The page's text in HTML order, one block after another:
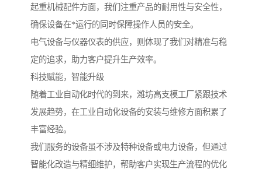
起重机械配件方面，我们注重产品的耐用性与安全性，
确保设备在*运行的同时保障操作人员的安全。
电气设备与仪器仪表的供应，则体现了我们对精准与稳
定的追求，助力客户提升生产效率。
科技赋能，智能升级
随着工业自动化时代的到来，潍坊高支模工厂紧跟技术
发展趋势，在工业自动化设备的安装与维修方面积累了
丰富经验。
我们服务的设备虽不涉及特种设备或电力设备，但通过
智能化改造与精细维护，帮助客户实现生产流程的优化